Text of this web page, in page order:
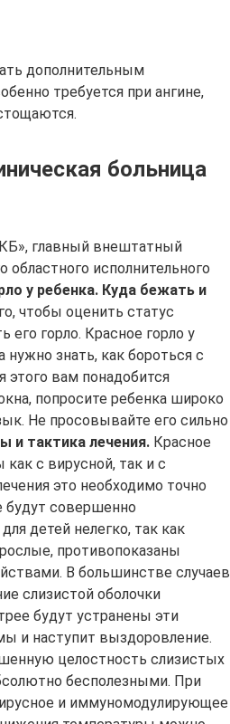
дополнительным
требуется при ангине,
больница
главный внештатный
областного исполнительного
у ребенка. Куда бежать и
чтобы оценить статус
горло. Красное горло у
нужно знать, как бороться с
этого вам понадобится
попросите ребенка широко
Не просовывайте его сильно
и тактика лечения. Красное
с вирусной, так и с
это необходимо точно
будут совершенно
детей нелегко, так как
противопоказаны
В большинстве случаев
слизистой оболочки
будут устранены эти
и наступит выздоровление.
целостность слизистых
бесполезными. При
и иммуномодулирующее